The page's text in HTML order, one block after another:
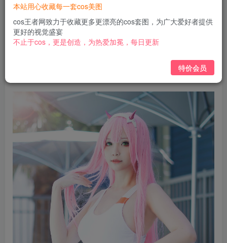
黄金会员 免费 免费
您当前未登录！建议登陆后购买，可保存购买订单
本站用心收藏每一套cos美图
cos王者网致力于收藏更多更漂亮的cos套图，为广大爱好者提供
更好的视觉盛宴
不止于cos，更是创造，为热爱加冕，每日更新
特价会员